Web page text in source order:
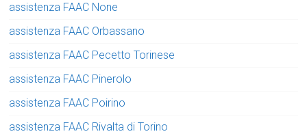
assistenza FAAC None
assistenza FAAC Orbassano
assistenza FAAC Pecetto Torinese
assistenza FAAC Pinerolo
assistenza FAAC Poirino
assistenza FAAC Rivalta di Torino